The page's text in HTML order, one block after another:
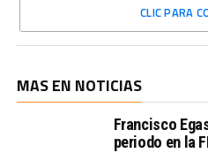
CLIC PARA
MAS EN NOTICIAS
Francisco
periodo en la